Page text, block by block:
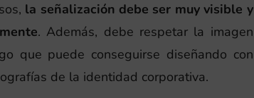
la señalización debe ser muy visible y
. Además, debe respetar la imagen
que puede conseguirse diseñando con
de la identidad corporativa.